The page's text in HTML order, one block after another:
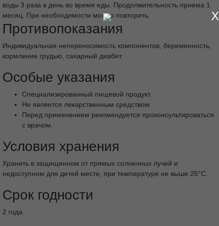
воды 3 раза в день во время еды. Продолжительность приема 1
месяц. При необходимости можно повторить.
Противопоказания
Индивидуальная непереносимость компонентов, беременность,
кормление грудью, сахарный диабет.
Особые указания
Специализированный пищевой продукт.
Не является лекарственным средством.
Перед применением рекомендуется проконсультироваться
с врачом.
Условия хранения
Хранить в защищенном от прямых солнечных лучей и
недоступном для детей месте, при температуре не выше 25°С.
Срок годности
2 года.
X